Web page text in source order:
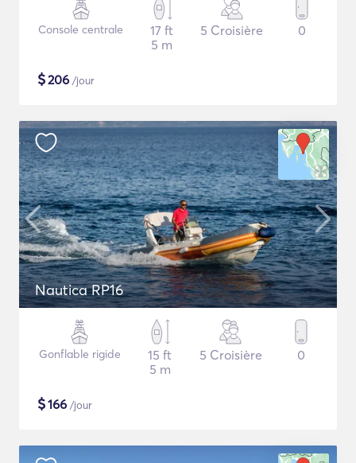
Console centrale
17 ft
5 m
5 Croisière 0
$206 /jour
Nautica RP16
Gonflable rigide
15 ft
5 m
5 Croisière 0
$166 /jour